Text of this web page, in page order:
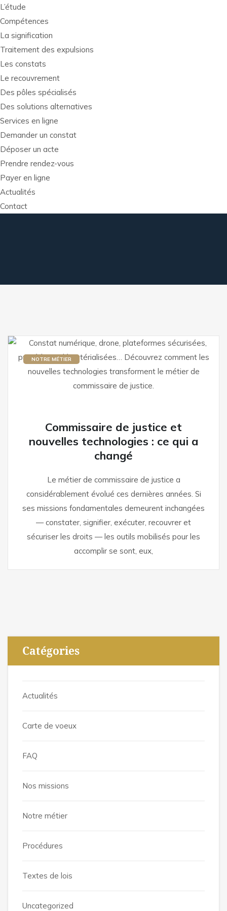
L’étude
Compétences
La signification
Traitement des expulsions
Les constats
Le recouvrement
Des pôles spécialisés
Des solutions alternatives
Services en ligne
Demander un constat
Déposer un acte
Prendre rendez-vous
Payer en ligne
Actualités
Contact
NOTRE MÉTIER
Commissaire de justice et
nouvelles technologies : ce qui a
changé
Le métier de commissaire de justice a
considérablement évolué ces dernières années. Si
ses missions fondamentales demeurent inchangées
— constater, signifier, exécuter, recouvrer et
sécuriser les droits — les outils mobilisés pour les
accomplir se sont, eux,
Catégories
Actualités
Carte de voeux
FAQ
Nos missions
Notre métier
Procédures
Textes de lois
Uncategorized